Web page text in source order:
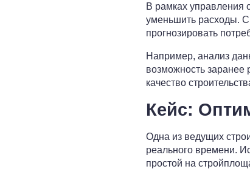
В рамках управления
уменьшить расходы.
прогнозировать
Например, анализ
возможность заранее
качество
Кейс:
Одна из ведущих
реального времени.
простой на